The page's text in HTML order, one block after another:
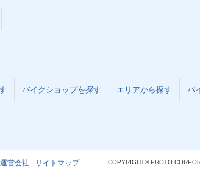
バイクショップを探す エリアから探す バ
運営会社 サイトマップ COPYRIGHT© PROTO